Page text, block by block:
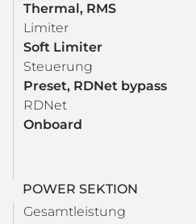
Thermal, RMS
Limiter
Soft Limiter
Steuerung
Preset, RDNet bypass
RDNet
Onboard
POWER SEKTION
Gesamtleistung